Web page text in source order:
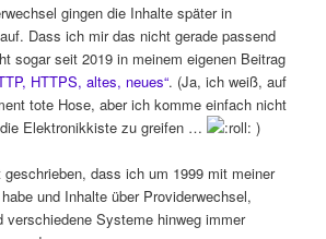
gingen die Inhalte später in
Dass ich mir das nicht gerade passend
sogar seit 2019 in meinem eigenen Beitrag
HTTPS, altes, neues“. (Ja, ich weiß, auf
tote Hose, aber ich komme einfach nicht
Elektronikkiste zu greifen …
)
dass ich um 1999 mit meiner
und Inhalte über Providerwechsel,
verschiedene Systeme hinweg immer